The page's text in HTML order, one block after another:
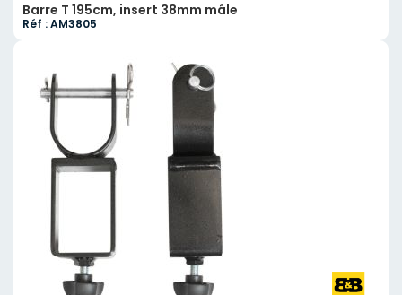
Barre T 195cm, insert 38mm mâle
Réf : AM3805